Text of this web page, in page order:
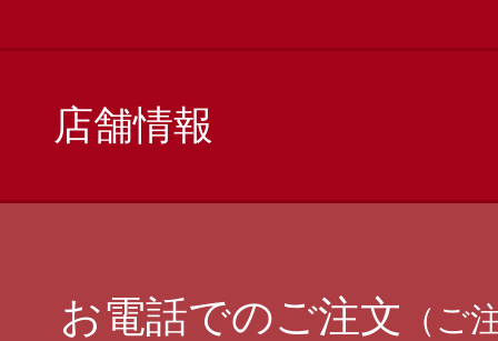
店舗情報
お電話でのご注文 （ご